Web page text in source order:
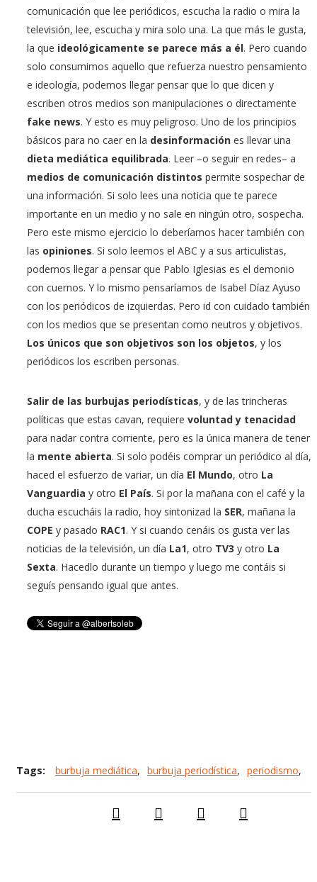
comunicación que lee periódicos, escucha la radio o mira la
televisión, lee, escucha y mira solo una. La que más le gusta,
la que ideológicamente se parece más a él. Pero cuando
solo consumimos aquello que refuerza nuestro pensamiento
e ideología, podemos llegar pensar que lo que dicen y
escriben otros medios son manipulaciones o directamente
fake news. Y esto es muy peligroso. Uno de los principios
básicos para no caer en la desinformación es llevar una
dieta mediática equilibrada. Leer –o seguir en redes– a
medios de comunicación distintos permite sospechar de
una información. Si solo lees una noticia que te parece
importante en un medio y no sale en ningún otro, sospecha.
Pero este mismo ejercicio lo deberíamos hacer también con
las opiniones. Si solo leemos el ABC y a sus articulistas,
podemos llegar a pensar que Pablo Iglesias es el demonio
con cuernos. Y lo mismo pensaríamos de Isabel Díaz Ayuso
con los periódicos de izquierdas. Pero id con cuidado también
con los medios que se presentan como neutros y objetivos.
Los únicos que son objetivos son los objetos, y los
periódicos los escriben personas.
Salir de las burbujas periodísticas, y de las trincheras
políticas que estas cavan, requiere voluntad y tenacidad
para nadar contra corriente, pero es la única manera de tener
la mente abierta. Si solo podéis comprar un periódico al día,
haced el esfuerzo de variar, un día El Mundo, otro La
Vanguardia y otro El País. Si por la mañana con el café y la
ducha escucháis la radio, hoy sintonizad la SER, mañana la
COPE y pasado RAC1. Y si cuando cenáis os gusta ver las
noticias de la televisión, un día La1, otro TV3 y otro La
Sexta. Hacedlo durante un tiempo y luego me contáis si
seguís pensando igual que antes.
Tags: burbuja mediática, burbuja periodística, periodismo,